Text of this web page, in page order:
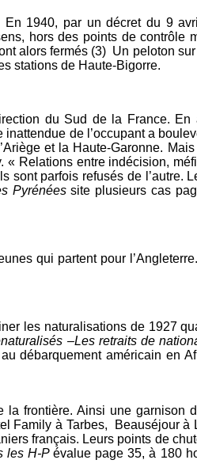
1940, par un décret du 9
hors des points de contrôle
alors fermés (3) Un peloton
stations de Haute-Bigorre.
du Sud de la France. En
de l’occupant a
et la Haute-Garonne.
Relations entre indécision,
sont parfois refusés de l’autre.
Pyrénéessite plusieurs cas
qui partent pour
les naturalisations de 1927
–Les retraits de
débarquement américain en
frontière. Ainsi une garnison
Family à Tarbes, Beauséjour à
français. Leurs points de
les H-Pévalue page 35, à 180